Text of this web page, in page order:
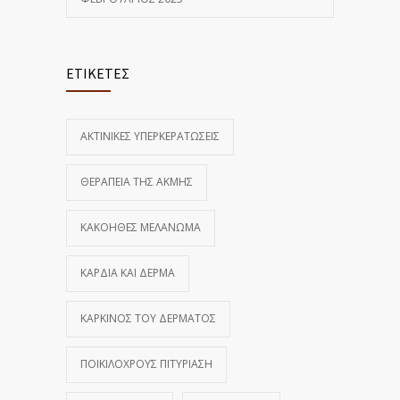
ΕΤΙΚΕΤΕΣ
ΑΚΤΙΝΙΚΕΣ ΥΠΕΡΚΕΡΑΤΩΣΕΙΣ
ΘΕΡΑΠΕΙΑ ΤΗΣ ΑΚΜΗΣ
ΚΑΚΟΗΘΕΣ ΜΕΛΑΝΩΜΑ
ΚΑΡΔΙΑ ΚΑΙ ΔΕΡΜΑ
ΚΑΡΚΙΝΟΣ ΤΟΥ ΔΕΡΜΑΤΟΣ
ΠΟΙΚΙΛΟΧΡΟΥΣ ΠΙΤΥΡΙΑΣΗ